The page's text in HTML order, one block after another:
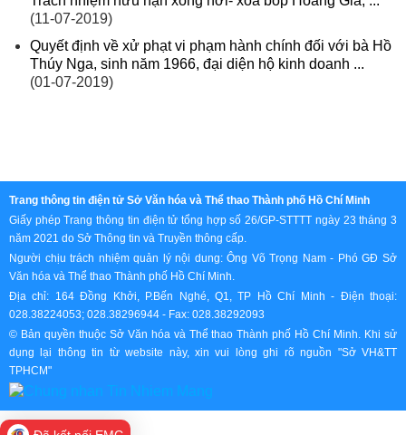
(11-07-2019)
Quyết định về xử phạt vi phạm hành chính đối với bà Hồ
Thúy Nga, sinh năm 1966, đại diện hộ kinh doanh ...
(01-07-2019)
Trang thông tin điện tử Sở Văn hóa và Thể thao Thành phố Hồ Chí Minh
Giấy phép Trang thông tin điện tử tổng hợp số 26/GP-STTTT ngày 23 tháng 3
năm 2021 do Sở Thông tin và Truyền thông cấp.
Người chịu trách nhiệm quản lý nội dung: Ông Võ Trọng Nam - Phó GĐ Sở
Văn hóa và Thể thao Thành phố Hồ Chí Minh.
Địa chỉ: 164 Đồng Khởi, P.Bến Nghé, Q1, TP Hồ Chí Minh - Điện thoại:
028.38224053; 028.38296944 - Fax: 028.38292093
© Bản quyền thuộc Sở Văn hóa và Thể thao Thành phố Hồ Chí Minh. Khi sử
dụng lại thông tin từ website này, xin vui lòng ghi rõ nguồn "Sở VH&TT
TPHCM"